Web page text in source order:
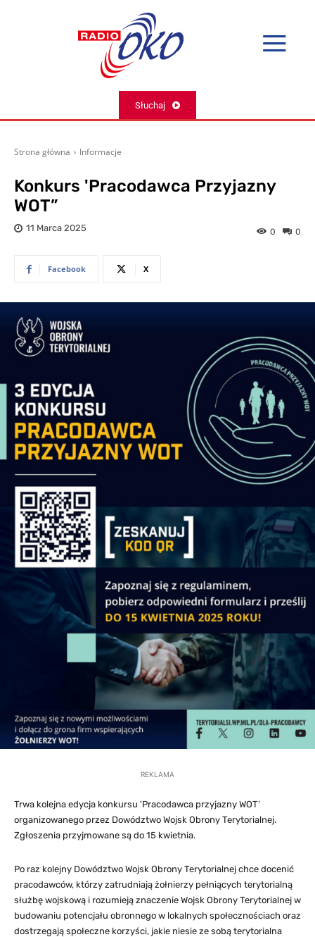
Słuchaj
Strona główna Informacje
Konkurs 'Pracodawca Przyjazny
WOT”
11 Marca 2025 0
0
Facebook X
REKLAMA
Trwa kolejna edycja konkursu 'Pracodawca przyjazny WOT’
organizowanego przez Dowództwo Wojsk Obrony Terytorialnej.
Zgłoszenia przyjmowane są do 15 kwietnia.
Po raz kolejny Dowództwo Wojsk Obrony Terytorialnej chce docenić
pracodawców, którzy zatrudniają żołnierzy pełniących terytorialną
służbę wojskową i rozumieją znaczenie Wojsk Obrony Terytorialnej w
budowaniu potencjału obronnego w lokalnych społecznościach oraz
dostrzegają społeczne korzyści, jakie niesie ze sobą terytorialna